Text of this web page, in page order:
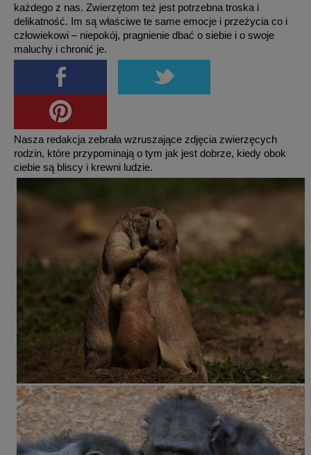
każdego z nas. Zwierzętom też jest potrzebna troska i
delikatność. Im są właściwe te same emocje i przeżycia co i
człowiekowi – niepokój, pragnienie dbać o siebie i o swoje
maluchy i chronić je.
Nasza redakcja zebrała wzruszające zdjęcia zwierzęcych
rodzin, które przypominają o tym jak jest dobrze, kiedy obok
ciebie są bliscy i krewni ludzie.